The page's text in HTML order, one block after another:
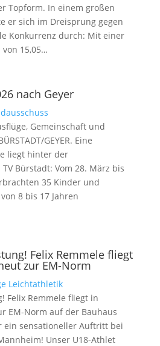
Topform. In einem großen
er sich im Dreisprung gegen
Konkurrenz durch: Mit einer
15,05…
nach Geyer
Gemeinschaft und
GEYER. Eine
liegt hinter der
Bürstadt: Vom 28. März bis
35 Kinder und
8 bis 17 Jahren
Felix Remmele fliegt
zur EM-Norm
Leichtathletik
Felix Remmele fliegt in
EM-Norm auf der Bauhaus
ein sensationeller Auftritt bei
Unser U18-Athlet